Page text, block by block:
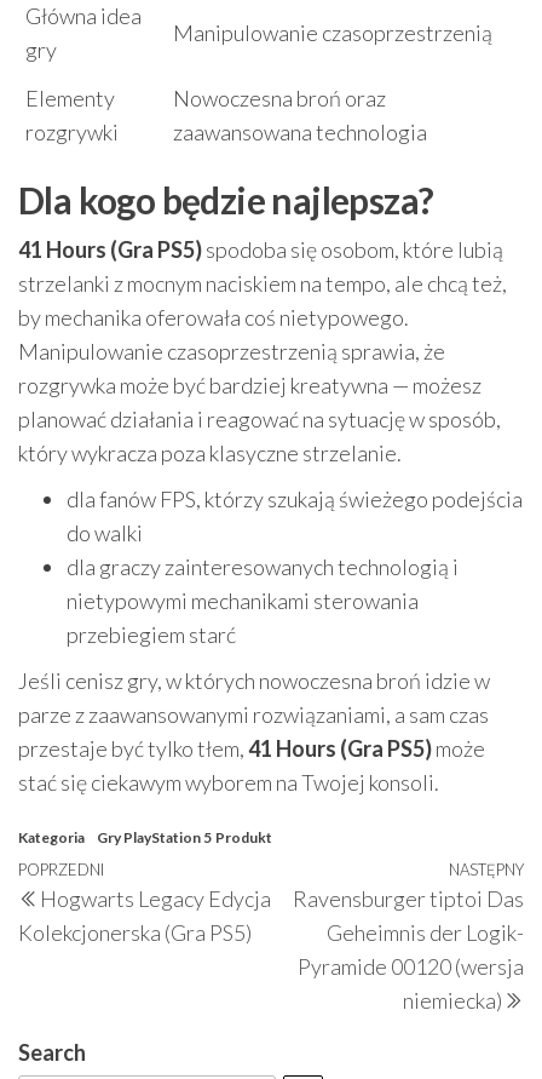
Główna idea
gry
Manipulowanie czasoprzestrzenią
Elementy
rozgrywki
Nowoczesna broń oraz
zaawansowana technologia
Dla kogo będzie najlepsza?
41 Hours (Gra PS5)spodoba się osobom, które lubią
strzelanki z mocnym naciskiem na tempo, ale chcą też,
by mechanika oferowała coś nietypowego.
Manipulowanie czasoprzestrzenią sprawia, że
rozgrywka może być bardziej kreatywna — możesz
planować działania i reagować na sytuację w sposób,
który wykracza poza klasyczne strzelanie.
dla fanów FPS, którzy szukają świeżego podejścia
do walki
dla graczy zainteresowanych technologią i
nietypowymi mechanikami sterowania
przebiegiem starć
Jeśli cenisz gry, w których nowoczesna broń idzie w
parze z zaawansowanymi rozwiązaniami, a sam czas
przestaje być tylko tłem,41 Hours (Gra PS5)może
stać się ciekawym wyborem na Twojej konsoli.
Kategoria Gry PlayStation 5 Produkt
Nawigacja
wpisu
Poprzedni
wpis
POPRZEDNI
Hogwarts Legacy Edycja
Kolekcjonerska (Gra PS5)
NASTĘPNY
Ravensburger tiptoi Das
Geheimnis der Logik-
Pyramide 00120 (wersja
niemiecka)
Search